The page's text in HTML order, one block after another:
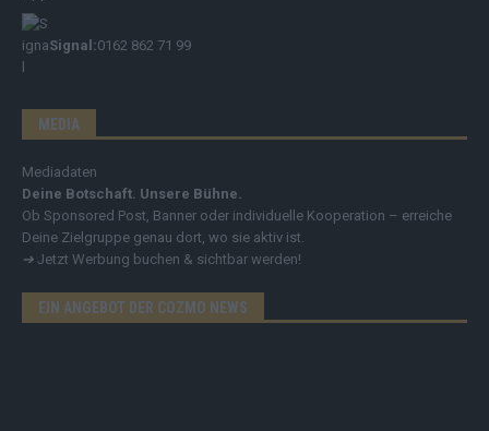
Signal:0162 862 71 99
MEDIA
Mediadaten
Deine Botschaft. Unsere Bühne.
Ob Sponsored Post, Banner oder individuelle Kooperation – erreiche
Deine Zielgruppe genau dort, wo sie aktiv ist.
➔ Jetzt Werbung buchen & sichtbar werden!
EIN ANGEBOT DER COZMO NEWS